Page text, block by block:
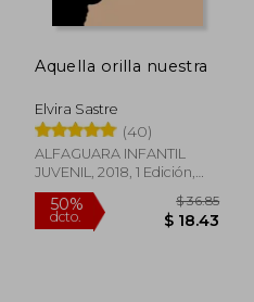
Aquella orilla nuestra
Elvira Sastre
(40)
ALFAGUARA INFANTIL
JUVENIL, 2018, 1 Edición,
Tapa Blanda, Nuevo